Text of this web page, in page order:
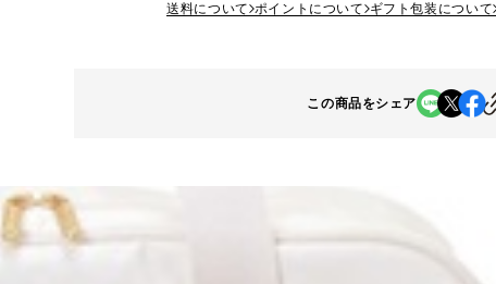
送料について ポイントについて ギフト包装について
この商品をシェア